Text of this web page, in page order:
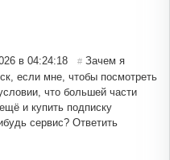
в 04:24:18 # Зачем я
если мне, чтобы посмотреть
что большей части
и купить подписку
сервис? Ответить